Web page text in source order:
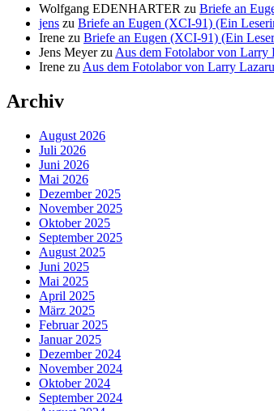
Wolfgang EDENHARTER zu Briefe an
jens zu Briefe an Eugen (XCI-91) (Ein
Irene zu Briefe an Eugen (XCI-91) (Ein
Jens Meyerzu Aus dem Fotolabor von Larry
Irene zu Aus dem Fotolabor von Larry
Archiv
August 2026
Juli 2026
Juni 2026
Mai 2026
Dezember 2025
November 2025
Oktober 2025
September 2025
August 2025
Juni 2025
Mai 2025
April 2025
März 2025
Februar 2025
Januar 2025
Dezember 2024
November 2024
Oktober 2024
September 2024